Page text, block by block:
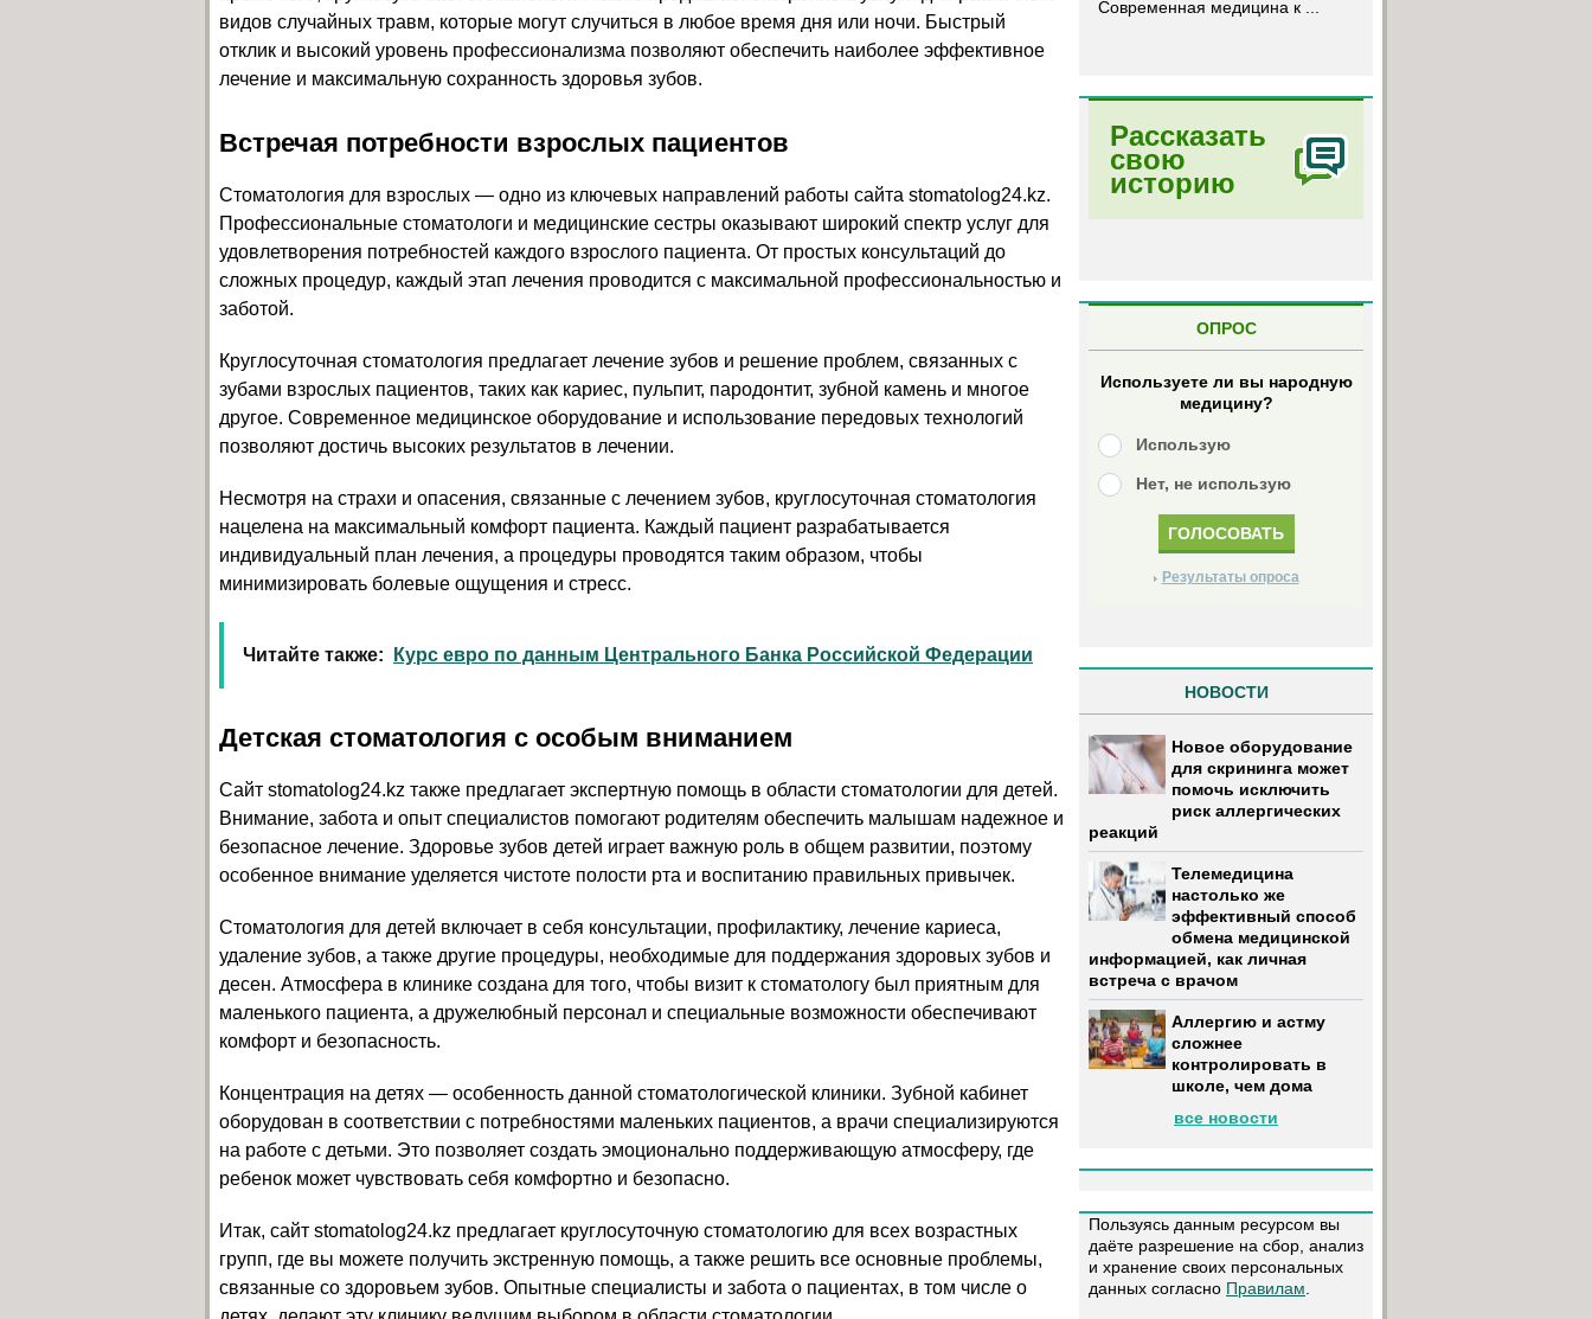
видов случайных травм, которые могут случиться в любое время дня или ночи. Быстрый
отклик и высокий уровень профессионализма позволяют обеспечить наиболее эффективное
лечение и максимальную сохранность здоровья зубов.
Встречая потребности взрослых пациентов
Стоматология для взрослых — одно из ключевых направлений работы сайта stomatolog24.kz.
Профессиональные стоматологи и медицинские сестры оказывают широкий спектр услуг для
удовлетворения потребностей каждого взрослого пациента. От простых консультаций до
сложных процедур, каждый этап лечения проводится с максимальной профессиональностью и
заботой.
Круглосуточная стоматология предлагает лечение зубов и решение проблем, связанных с
зубами взрослых пациентов, таких как кариес, пульпит, пародонтит, зубной камень и многое
другое. Современное медицинское оборудование и использование передовых технологий
позволяют достичь высоких результатов в лечении.
Несмотря на страхи и опасения, связанные с лечением зубов, круглосуточная стоматология
нацелена на максимальный комфорт пациента. Каждый пациент разрабатывается
индивидуальный план лечения, а процедуры проводятся таким образом, чтобы
минимизировать болевые ощущения и стресс.
Читайте также: Курс евро по данным Центрального Банка Российской Федерации
Детская стоматология с особым вниманием
Сайт stomatolog24.kz также предлагает экспертную помощь в области стоматологии для детей.
Внимание, забота и опыт специалистов помогают родителям обеспечить малышам надежное и
безопасное лечение. Здоровье зубов детей играет важную роль в общем развитии, поэтому
особенное внимание уделяется чистоте полости рта и воспитанию правильных привычек.
Стоматология для детей включает в себя консультации, профилактику, лечение кариеса,
удаление зубов, а также другие процедуры, необходимые для поддержания здоровых зубов и
десен. Атмосфера в клинике создана для того, чтобы визит к стоматологу был приятным для
маленького пациента, а дружелюбный персонал и специальные возможности обеспечивают
комфорт и безопасность.
Концентрация на детях — особенность данной стоматологической клиники. Зубной кабинет
оборудован в соответствии с потребностями маленьких пациентов, а врачи специализируются
на работе с детьми. Это позволяет создать эмоционально поддерживающую атмосферу, где
ребенок может чувствовать себя комфортно и безопасно.
Итак, сайт stomatolog24.kz предлагает круглосуточную стоматологию для всех возрастных
групп, где вы можете получить экстренную помощь, а также решить все основные проблемы,
связанные со здоровьем зубов. Опытные специалисты и забота о пациентах, в том числе о
Современная медицина к ...
Рассказать
свою
историю
ОПРОС
Используете ли вы народную
медицину?
Использую
Нет, не использую
Результаты опроса
НОВОСТИ
Новое оборудование
для скрининга может
помочь исключить
риск аллергических
реакций
Телемедицина
настолько же
эффективный способ
обмена медицинской
информацией, как личная
встреча с врачом
Аллергию и астму
сложнее
контролировать в
школе, чем дома
все новости
Пользуясь данным ресурсом вы
даёте разрешение на сбор, анализ
и хранение своих персональных
данных согласно Правилам